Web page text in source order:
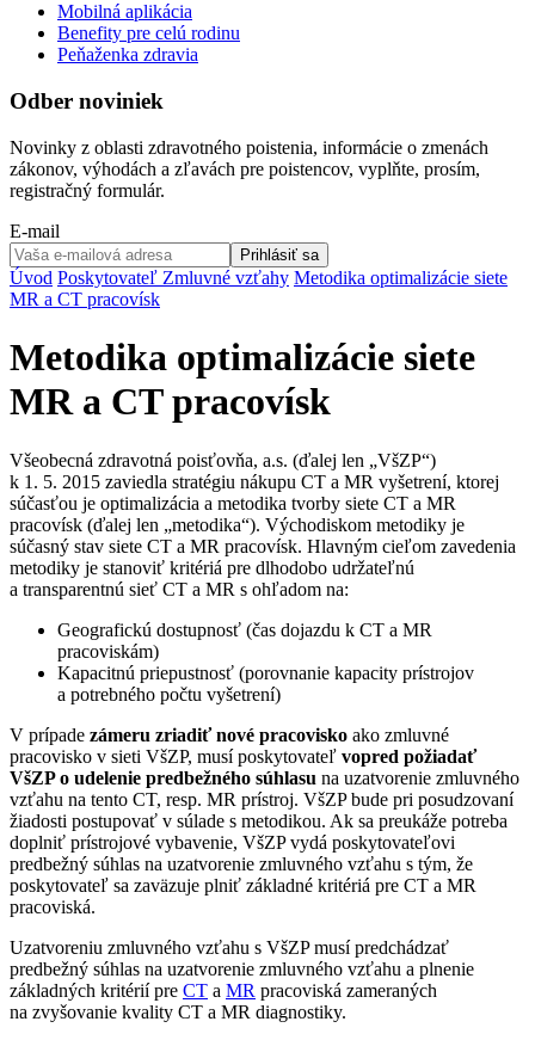
Mobilná aplikácia
Benefity pre celú rodinu
Peňaženka zdravia
Odber noviniek
Novinky z oblasti zdravotného poistenia, informácie o zmenách
zákonov, výhodách a zľavách pre poistencov, vyplňte, prosím,
registračný formulár.
E-mail
Prihlásiť sa
Úvod Poskytovateľ Zmluvné vzťahy Metodika optimalizácie siete
MR a CT pracovísk
Metodika optimalizácie siete
MR a CT pracovísk
Všeobecná zdravotná poisťovňa, a.s. (ďalej len „VšZP“)
k 1. 5. 2015 zaviedla stratégiu nákupu CT a MR vyšetrení, ktorej
súčasťou je optimalizácia a metodika tvorby siete CT a MR
pracovísk (ďalej len „metodika“). Východiskom metodiky je
súčasný stav siete CT a MR pracovísk. Hlavným cieľom zavedenia
metodiky je stanoviť kritériá pre dlhodobo udržateľnú
a transparentnú sieť CT a MR s ohľadom na:
Geografickú dostupnosť (čas dojazdu k CT a MR
pracoviskám)
Kapacitnú priepustnosť (porovnanie kapacity prístrojov
a potrebného počtu vyšetrení)
V prípade zámeru zriadiť nové pracovisko ako zmluvné
pracovisko v sieti VšZP, musí poskytovateľ vopred požiadať
VšZP o udelenie predbežného súhlasu na uzatvorenie zmluvného
vzťahu na tento CT, resp. MR prístroj. VšZP bude pri posudzovaní
žiadosti postupovať v súlade s metodikou. Ak sa preukáže potreba
doplniť prístrojové vybavenie, VšZP vydá poskytovateľovi
predbežný súhlas na uzatvorenie zmluvného vzťahu s tým, že
poskytovateľ sa zaväzuje plniť základné kritériá pre CT a MR
pracoviská.
Uzatvoreniu zmluvného vzťahu s VšZP musí predchádzať
predbežný súhlas na uzatvorenie zmluvného vzťahu a plnenie
základných kritérií pre CT a MR pracoviská zameraných
na zvyšovanie kvality CT a MR diagnostiky.